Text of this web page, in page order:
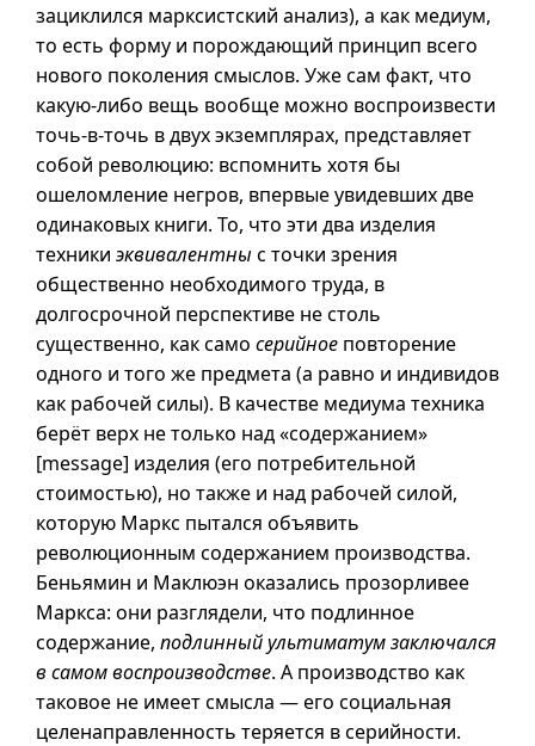
зациклился марксистский анализ), а как медиум,
то есть форму и порождающий принцип всего
нового поколения смыслов. Уже сам факт, что
какую-либо вещь вообще можно воспроизвести
точь-в-точь в двух экземплярах, представляет
собой революцию: вспомнить хотя бы
ошеломление негров, впервые увидевших две
одинаковых книги. То, что эти два изделия
техники эквивалентны с точки зрения
общественно необходимого труда, в
долгосрочной перспективе не столь
существенно, как само серийное повторение
одного и того же предмета (а равно и индивидов
как рабочей силы). В качестве медиума техника
берёт верх не только над «содержанием»
[message] изделия (его потребительной
стоимостью), но также и над рабочей силой,
которую Маркс пытался объявить
революционным содержанием производства.
Беньямин и Маклюэн оказались прозорливее
Маркса: они разглядели, что подлинное
содержание, подлинный ультиматум заключался
в самом воспроизводстве. А производство как
таковое не имеет смысла — его социальная
целенаправленность теряется в серийности.